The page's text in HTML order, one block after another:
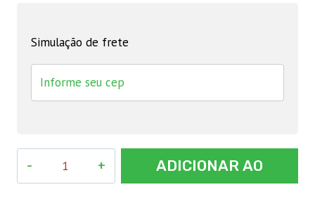
Simulação de frete
ADICIONAR AO